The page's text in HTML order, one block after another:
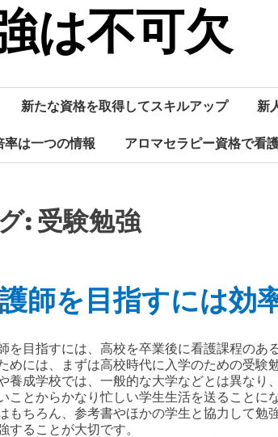
は不可欠
新たな資格を取得してスキルアップ 新
率は一つの情報 アロマセラピー資格で看
: 受験勉強
師を目指すには効
を目指すには、高校を卒業後に看護課程のあ
めには、まずは高校時代に入学のための受験
養成学校では、一般的な大学などとは異なり
ことからかなり忙しい学生生活を送ることに
もちろん、参考書やほかの学生と協力して勉
することが大切です。